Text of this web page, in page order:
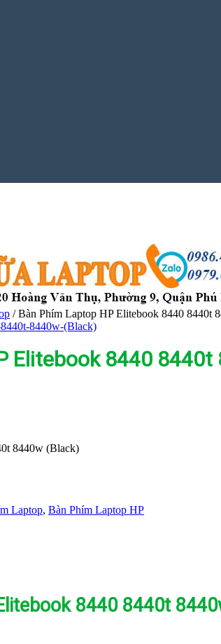
/Bàn Phím Laptop HP Elitebook 8440 8440t
Elitebook 8440
8440w (Black)
Laptop, Bàn Phím Laptop HP
8440 8440t